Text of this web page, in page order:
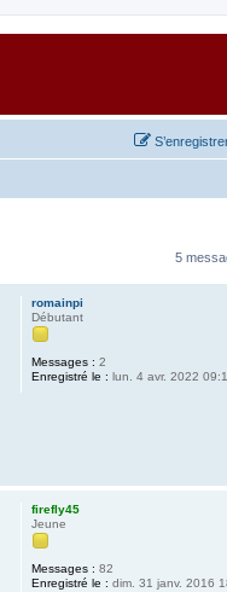
5
romainpi
Débutant
Messages : 2
Enregistré le : lun. 4 avr. 2022
firefly45
Jeune
Messages : 82
Enregistré le : dim. 31 janv. 2016